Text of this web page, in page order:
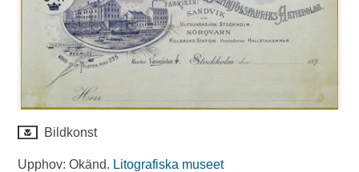
Bildkonst
Upphov: Okänd. Litografiska museet